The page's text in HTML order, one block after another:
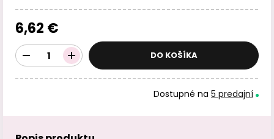
6,62 €
DO KOŠÍKA
Dostupné na 5 predajní